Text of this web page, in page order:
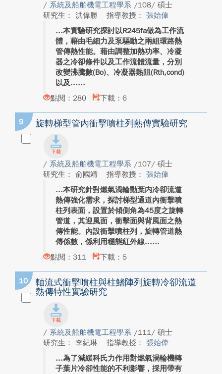
/ 系統及船舶機電工程學系 /108/ 碩士
研究生： 洪偉勝
指導教授： 張始偉
本實驗研究探討以R245fa做為工作流
體，藉由毛細力及泵驅動之兩組環路熱
管傳熱性能。藉由調整加熱功率、冷凝
器之冷卻條件以及工作流體流量，分別
改變沸騰數(Bo)、冷凝器熱阻(Rth,cond)
以及...
點閱：280
下載：6
9 旋轉梯型管內衝擊噴柱列熱傳實驗研究
/ 系統及船舶機電工程學系 /107/ 碩士
研究生： 俞國靖
指導教授： 張始偉
本研究針對燃氣渦輪動葉内冷卻流道
熱傳強化需求，探討梯型通道內衝擊噴
柱列表面，設置於傾側角為45度之旋轉
管道，其迎風面，衝擊面與背風面之熱
傳性能。內設衝擊噴柱列，旋轉管道熱
傳係數，係利用穩態紅外線...
點閱：311
下載：5
10
軸流式衝擊噴柱與柱鰭陣列旋轉冷卻流道
熱傳特性實驗研究
/ 系統及船舶機電工程學系 /111/ 碩士
研究生： 李紀琳
指導教授： 張始偉
為了減緩科氏力作用對燃氣渦輪機轉
子葉片冷卻性能的不利影響，採用帶有